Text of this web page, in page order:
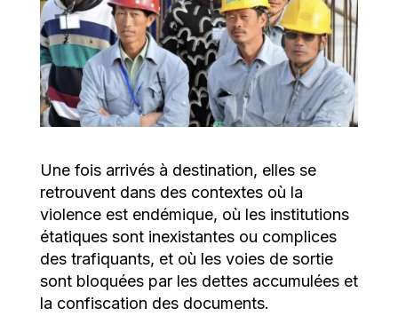
Une fois arrivés à destination, elles se
retrouvent dans des contextes où la
violence est endémique, où les institutions
étatiques sont inexistantes ou complices
des trafiquants, et où les voies de sortie
sont bloquées par les dettes accumulées et
la confiscation des documents.